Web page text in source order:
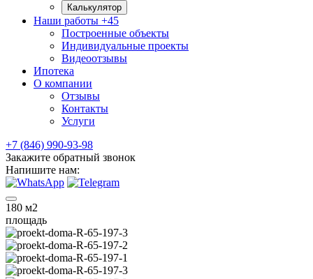
Калькулятор
Наши работы +45
Построенные объекты
Индивидуальные проекты
Видеоотзывы
Ипотека
О компании
Отзывы
Контакты
Услуги
+7 (846) 990-93-98
Закажите обратный звонок
Напишите нам:
180 м2
площадь